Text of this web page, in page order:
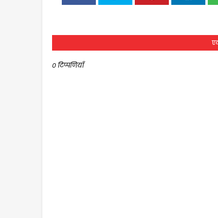
0 टिप्पणियाँ